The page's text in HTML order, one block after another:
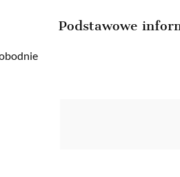
Podstawowe